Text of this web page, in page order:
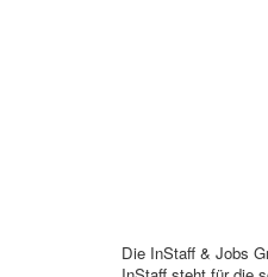
Die InStaff & Jobs